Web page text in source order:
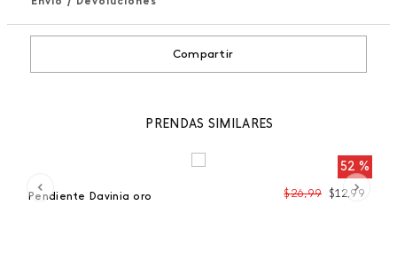
Compartir
PRENDAS SIMILARES
52 %
Pendiente Davinia oro $26,99 $12,99